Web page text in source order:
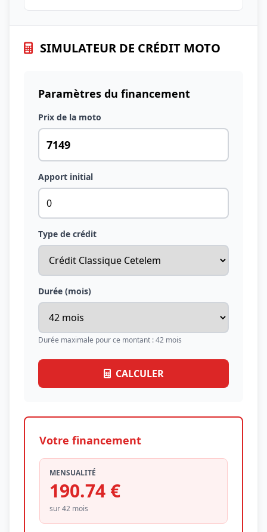
SIMULATEUR DE CRÉDIT MOTO
Paramètres du financement
Prix de la moto
Apport initial
Type de crédit
Durée (mois)
Durée maximale pour ce montant : 42 mois
CALCULER
Votre financement
MENSUALITÉ
190.74 €
sur 42 mois